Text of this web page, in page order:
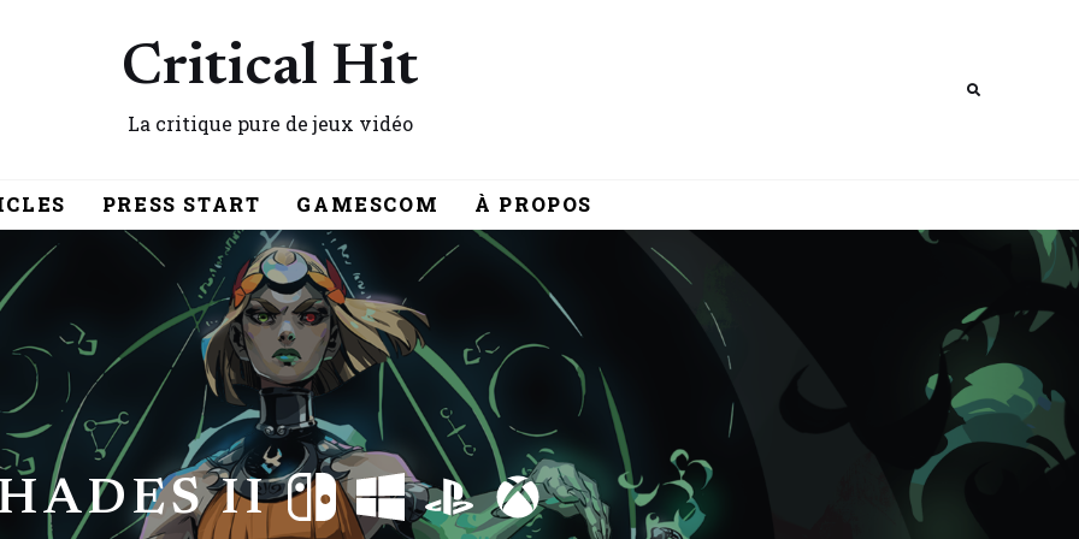
Critical Hit
La critique pure de jeux vidéo
PRESS START GAMESCOM À PROPOS
II